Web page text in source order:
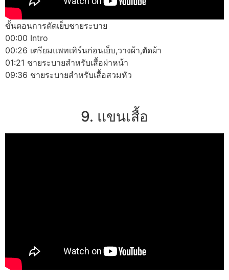
ขั้นตอนการตัดเย็บชายระบาย
00:00 Intro
00:26 เตรียมแพทเทิร์นก่อนเย็บ,วางผ้า,ตัดผ้า
01:21 ชายระบายสำหรับเสื้อผ่าหน้า
09:36 ชายระบายสำหรับเสื้อสวมหัว
9. แขนเสื้อ